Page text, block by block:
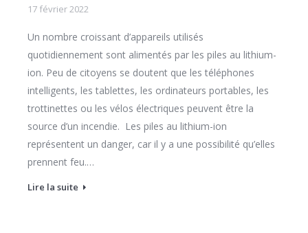
17 février 2022
Un nombre croissant d’appareils utilisés
quotidiennement sont alimentés par les piles au lithium-
ion. Peu de citoyens se doutent que les téléphones
intelligents, les tablettes, les ordinateurs portables, les
trottinettes ou les vélos électriques peuvent être la
source d’un incendie. Les piles au lithium-ion
représentent un danger, car il y a une possibilité qu’elles
prennent feu.…
Lire la suite